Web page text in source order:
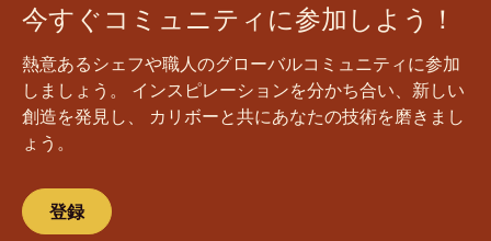
今すぐコミュニティに参加しよう！
熱意あるシェフや職人のグローバルコミュニティに参加
しましょう。 インスピレーションを分かち合い、新しい
創造を発見し、 カリボーと共にあなたの技術を磨きまし
ょう。
登録